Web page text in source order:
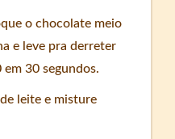
o chocolate meio
e leve pra derreter
30 segundos.
leite e misture